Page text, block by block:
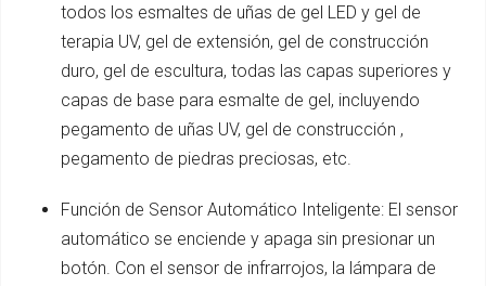
todos los esmaltes de uñas de gel LED y gel de
terapia UV, gel de extensión, gel de construcción
duro, gel de escultura, todas las capas superiores y
capas de base para esmalte de gel, incluyendo
pegamento de uñas UV, gel de construcción ,
pegamento de piedras preciosas, etc.
Función de Sensor Automático Inteligente: El sensor
automático se enciende y apaga sin presionar un
botón. Con el sensor de infrarrojos, la lámpara de